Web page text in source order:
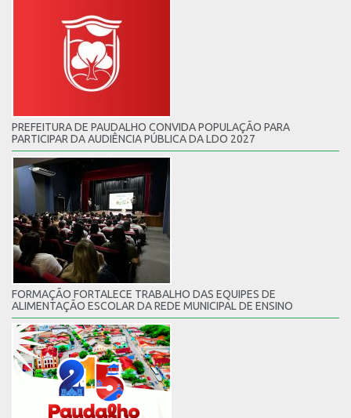
PREFEITURA DE PAUDALHO CONVIDA POPULAÇÃO PARA
PARTICIPAR DA AUDIÊNCIA PÚBLICA DA LDO 2027
FORMAÇÃO FORTALECE TRABALHO DAS EQUIPES DE
ALIMENTAÇÃO ESCOLAR DA REDE MUNICIPAL DE ENSINO